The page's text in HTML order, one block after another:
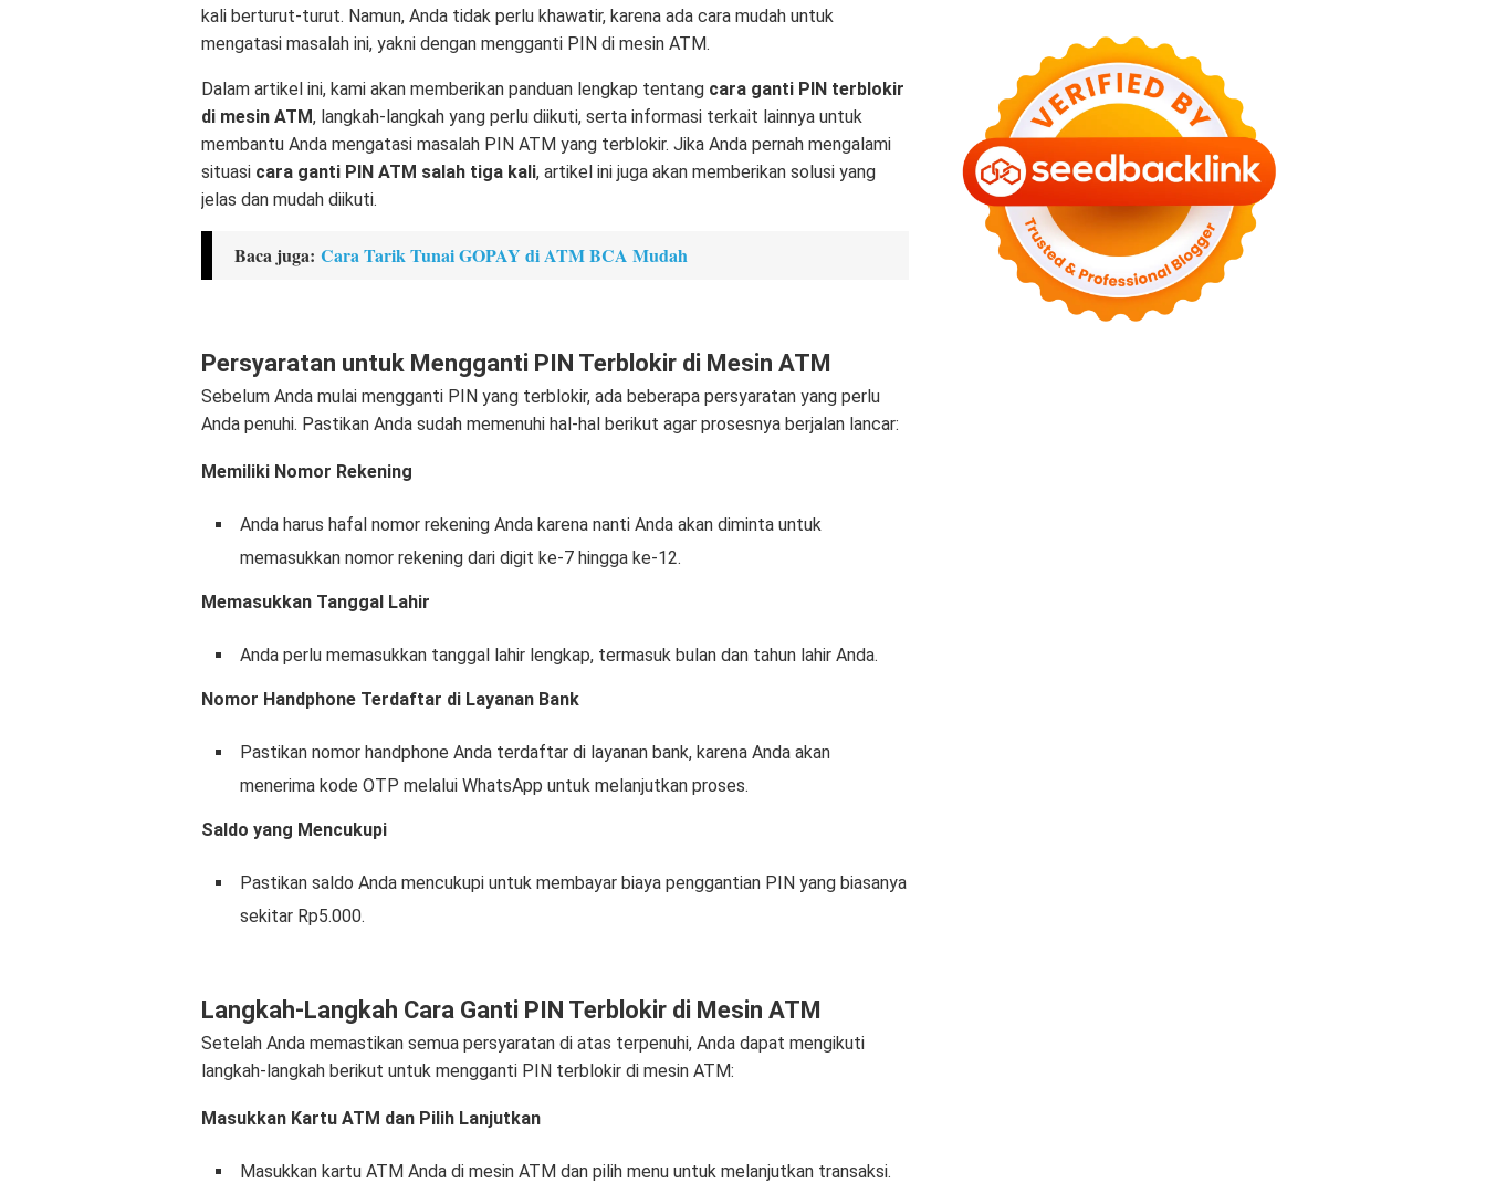
kali berturut-turut. Namun, Anda tidak perlu khawatir, karena ada cara mudah untuk
mengatasi masalah ini, yakni dengan mengganti PIN di mesin ATM.
Dalam artikel ini, kami akan memberikan panduan lengkap tentang cara ganti PIN terblokir
di mesin ATM, langkah-langkah yang perlu diikuti, serta informasi terkait lainnya untuk
membantu Anda mengatasi masalah PIN ATM yang terblokir. Jika Anda pernah mengalami
situasi cara ganti PIN ATM salah tiga kali, artikel ini juga akan memberikan solusi yang
jelas dan mudah diikuti.
Baca juga: Cara Tarik Tunai GOPAY di ATM BCA Mudah
Persyaratan untuk Mengganti PIN Terblokir di Mesin ATM
Sebelum Anda mulai mengganti PIN yang terblokir, ada beberapa persyaratan yang perlu
Anda penuhi. Pastikan Anda sudah memenuhi hal-hal berikut agar prosesnya berjalan lancar:
Memiliki Nomor Rekening
Anda harus hafal nomor rekening Anda karena nanti Anda akan diminta untuk
memasukkan nomor rekening dari digit ke-7 hingga ke-12.
Memasukkan Tanggal Lahir
Anda perlu memasukkan tanggal lahir lengkap, termasuk bulan dan tahun lahir Anda.
Nomor Handphone Terdaftar di Layanan Bank
Pastikan nomor handphone Anda terdaftar di layanan bank, karena Anda akan
menerima kode OTP melalui WhatsApp untuk melanjutkan proses.
Saldo yang Mencukupi
Pastikan saldo Anda mencukupi untuk membayar biaya penggantian PIN yang biasanya
sekitar Rp5.000.
Langkah-Langkah Cara Ganti PIN Terblokir di Mesin ATM
Setelah Anda memastikan semua persyaratan di atas terpenuhi, Anda dapat mengikuti
langkah-langkah berikut untuk mengganti PIN terblokir di mesin ATM:
Masukkan Kartu ATM dan Pilih Lanjutkan
Masukkan kartu ATM Anda di mesin ATM dan pilih menu untuk melanjutkan transaksi.